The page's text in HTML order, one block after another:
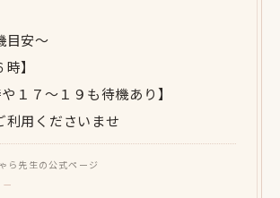
目安〜
】
や１７〜１９も待機あり】
用くださいませ
ら先生の公式ページ